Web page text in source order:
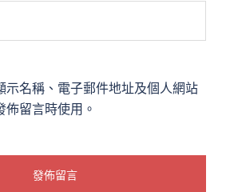
示名稱、電子郵件地址及個人網站
留言時使用。